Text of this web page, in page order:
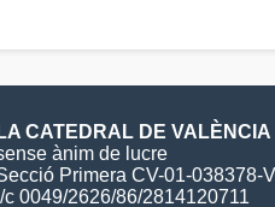
CATEDRAL DE VALÈNCIA
ànim de lucre
Primera CV-01-038378-V
0049/2626/86/2814120711